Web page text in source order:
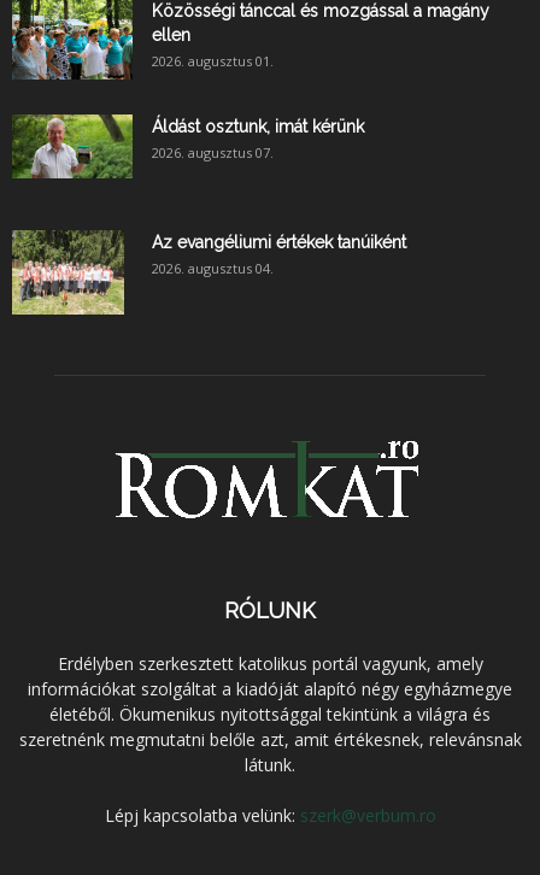
Közösségi tánccal és mozgással a magány
ellen
2026. augusztus 01.
Áldást osztunk, imát kérünk
2026. augusztus 07.
Az evangéliumi értékek tanúiként
2026. augusztus 04.
RÓLUNK
Erdélyben szerkesztett katolikus portál vagyunk, amely
információkat szolgáltat a kiadóját alapító négy egyházmegye
életéből. Ökumenikus nyitottsággal tekintünk a világra és
szeretnénk megmutatni belőle azt, amit értékesnek, relevánsnak
látunk.
Lépj kapcsolatba velünk: szerk@verbum.ro